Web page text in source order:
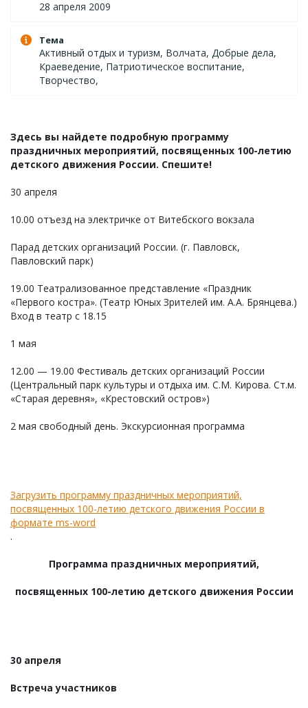
28 апреля 2009
Тема
Активный отдых и туризм, Волчата, Добрые дела,
Краеведение, Патриотическое воспитание,
Творчество,
Здесь вы найдете подробную программу
праздничных мероприятий, посвященных 100-летию
детского движения России. Спешите!
30 апреля
10.00 отъезд на электричке от Витебского вокзала
Парад детских организаций России. (г. Павловск,
Павловский парк)
19.00 Театрализованное представление «Праздник
«Первого костра». (Театр Юных Зрителей им. А.А. Брянцева.)
Вход в театр с 18.15
1 мая
12.00 — 19.00 Фестиваль детских организаций России
(Центральный парк культуры и отдыха им. С.М. Кирова. Ст.м.
«Старая деревня», «Крестовский остров»)
2 мая свободный день. Экскурсионная программа
Загрузить программу праздничных мероприятий,
посвященных 100-летию детского движения России в
формате ms-word
.
Программа праздничных мероприятий,
посвященных 100-летию детского движения России
30 апреля
Встреча участников